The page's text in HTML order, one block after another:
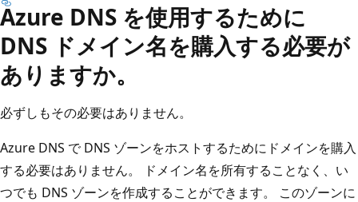
Azure DNS を使用するために
DNS ドメイン名を購入する必要が
ありますか。
必ずしもその必要はありません。
Azure DNS で DNS ゾーンをホストするためにドメインを購入
する必要はありません。 ドメイン名を所有することなく、い
つでも DNS ゾーンを作成することができます。 このゾーンに